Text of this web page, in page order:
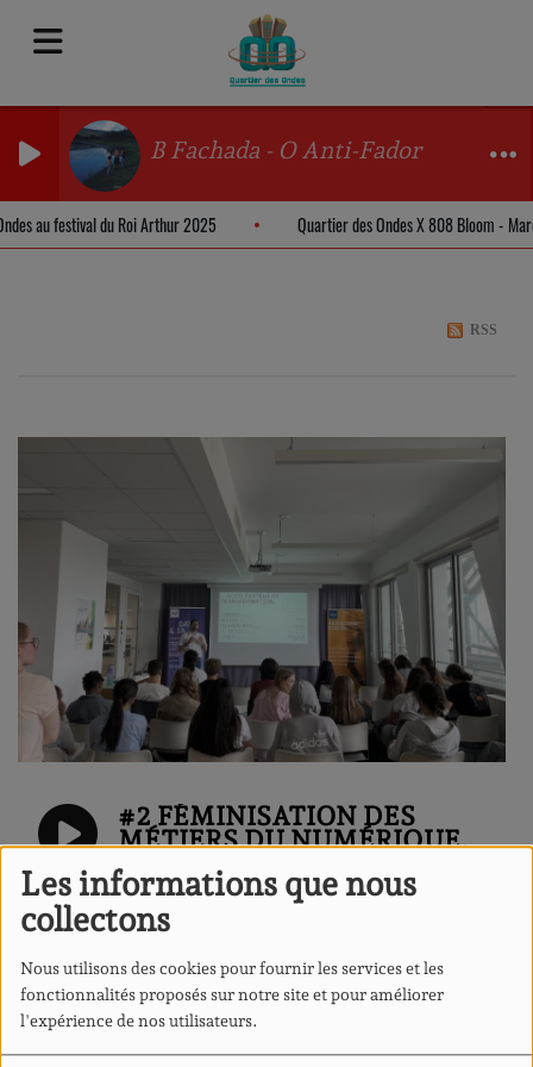
Les informations que nous
collectons
Nous utilisons des cookies pour fournir les services et les
fonctionnalités proposés sur notre site et pour améliorer
l'expérience de nos utilisateurs.
B Fachada - O Anti-Fador
au festival du Roi Arthur 2025 Quartier des Ondes X 808 Bloom -
RSS
#2 FÉMINISATION DES
MÉTIERS DU NUMÉRIQUE,
UNE AMBITION POUR
DEMAIN : INTERVIEWS DES
PARTENAIRES
LA PLAYLIST DU QUARTIER -
RÉVOLUTION